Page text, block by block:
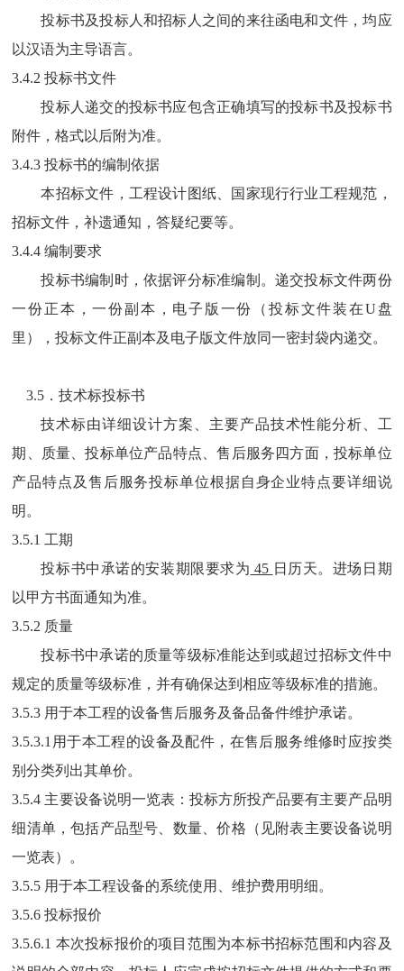
投标书及投标人和招标人之间的来往函电和文件，均应
以汉语为主导语言。
3.4.2 投标书文件
投标人递交的投标书应包含正确填写的投标书及投标书
附件，格式以后附为准。
3.4.3 投标书的编制依据
本招标文件，工程设计图纸
国家现行行业工程规范，
招标文件，补遗通知，答疑纪要等。
3.4.4 编制要求
投标书编制时，依据评分标准编制 。递交投标文件两份
一份正本，一份副本，电子版一份（投标文件装在U盘
里）
，投标文件正副本及电子版文件放同一密封袋内递交。
3.5．技术标投标书
技术标由详细设计方案、主要产品技术性能分析、工
期、质量、投标单位产品特点、售后服务四方面，投标单位
产品特点及售后服务投标单位根据自身企业特点要详细说
明。
3.5.1 工期
投标书中承诺的安装期限要求为 45 日 历天。进场日期
以甲方书面通知为准。
3.5.2 质量
投标书中承诺的质量等级标准能达到或超过招标文件中
规定的质量等级标准，并有确保达到相应等级标准的措施。
3.5.3 用于本工程的设备售后服务及备品备件维护承诺。
3.5.3.1用于本工程的设备及配件，在售后服务维修时应按类
别分类列出其单价。
3.5.4 主要设备说明一览表：投标方所投产品要有主要产品明
细清单，包括产品型号、数量、价格（见附表主要设备说明
一览表）。
3.5.5 用于本工程设备的系统使用、维护费用明细。
3.5.6 投标报价
3.5.6.1 本次投标报价的项目范围为本标书招标范围和内容及